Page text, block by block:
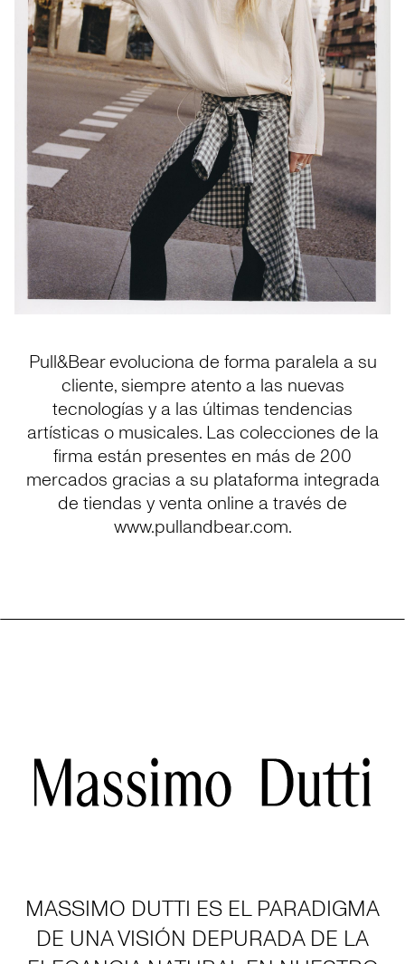
Pull&Bear evoluciona de forma paralela a su
cliente, siempre atento a las nuevas
tecnologías y a las últimas tendencias
artísticas o musicales. Las colecciones de la
firma están presentes en más de 200
mercados gracias a su plataforma integrada
de tiendas y venta online a través de
www.pullandbear.com.
MASSIMO DUTTI ES EL PARADIGMA
DE UNA VISIÓN DEPURADA DE LA